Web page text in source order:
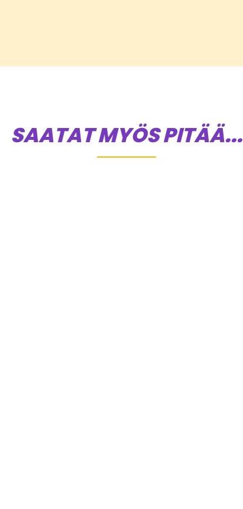
SAATAT MYÖS PITÄÄ...